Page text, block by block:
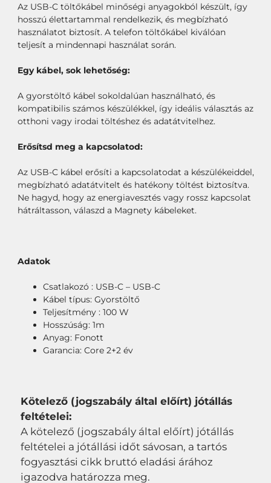
Az USB-C töltőkábel minőségi anyagokból készült, így
hosszú élettartammal rendelkezik, és megbízható
használatot biztosít. A telefon töltőkábel kiválóan
teljesít a mindennapi használat során.
Egy kábel, sok lehetőség:
A gyorstöltő kábel sokoldalúan használható, és
kompatibilis számos készülékkel, így ideális választás az
otthoni vagy irodai töltéshez és adatátvitelhez.
Erősítsd meg a kapcsolatod:
Az USB-C kábel erősíti a kapcsolatodat a készülékeiddel,
megbízható adatátvitelt és hatékony töltést biztosítva.
Ne hagyd, hogy az energiavesztés vagy rossz kapcsolat
hátráltasson, válaszd a Magnety kábeleket.
Adatok
Csatlakozó : USB-C – USB-C
Kábel típus: Gyorstöltő
Teljesítmény : 100 W
Hosszúság: 1m
Anyag: Fonott
Garancia: Core 2+2 év
Kötelező (jogszabály által előírt) jótállás
feltételei:
A kötelező (jogszabály által előírt) jótállás
feltételei a jótállási időt sávosan, a tartós
fogyasztási cikk bruttó eladási árához
igazodva határozza meg.